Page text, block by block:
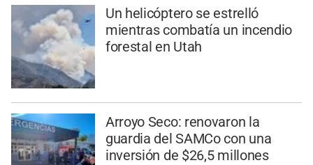
Un helicóptero se estrelló
mientras combatía un incendio
forestal en Utah
Arroyo Seco: renovaron la
guardia del SAMCo con una
inversión de $26,5 millones